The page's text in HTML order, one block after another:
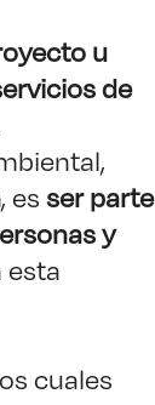
u
de
, esser parte
y
esta
cuales